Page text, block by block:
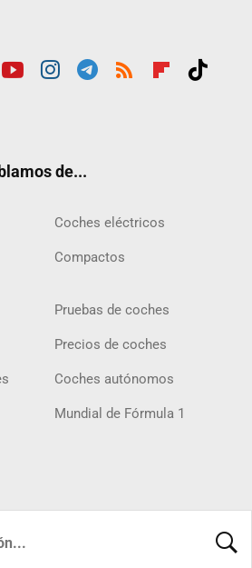
de...
Coches eléctricos
Compactos
Pruebas de coches
Precios de coches
Coches autónomos
Mundial de Fórmula 1